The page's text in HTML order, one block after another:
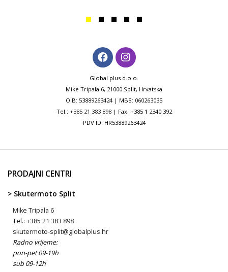
Global plus d.o.o.
Mike Tripala 6, 21000 Split, Hrvatska
OIB: 53889263424 | MBS: 060263035
Tel.: +385 21 383 898| Fax: +385 1 2340 392
PDV ID: HR53889263424
PRODAJNI CENTRI
> Skutermoto Split
Mike Tripala 6
Tel.: +385 21 383 898
skutermoto-split@globalplus.hr
Radno vrijeme:
pon-pet 09-19h
sub 09-12h